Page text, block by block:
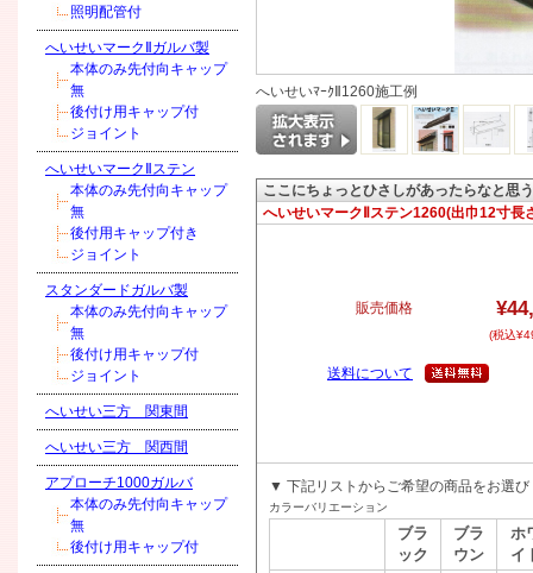
照明配管付
へいせいマークⅡガルバ製
本体のみ先付向キャップ
無
後付け用キャップ付
ジョイント
へいせいマークⅡステン
本体のみ先付向キャップ
無
後付用キャップ付き
ジョイント
スタンダードガルバ製
本体のみ先付向キャップ
無
後付け用キャップ付
ジョイント
へいせい三方 関東間
へいせい三方 関西間
アプローチ1000ガルバ
本体のみ先付向キャップ
無
後付け用キャップ付
へいせいﾏｰｸⅡ1260施工例
ここにちょっとひさしがあったらなと思
へいせいマークⅡステン1260(出巾12寸
販売価格
(税込
送料について
▼ 下記リストからご希望の商品をお選び
カラーバリエーション
ブラ
ック
ブラ
ウン
ホ
イ